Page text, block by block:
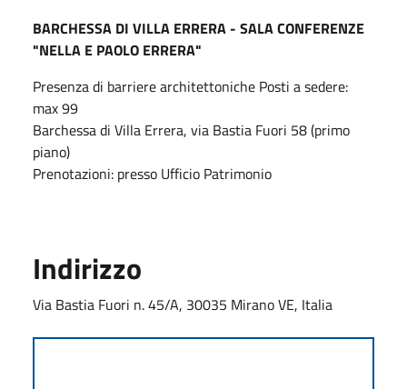
BARCHESSA DI VILLA ERRERA - SALA CONFERENZE
"NELLA E PAOLO ERRERA"
Presenza di barriere architettoniche Posti a sedere:
max 99
Barchessa di Villa Errera, via Bastia Fuori 58 (primo
piano)
Prenotazioni: presso Ufficio Patrimonio
Indirizzo
Via Bastia Fuori n. 45/A, 30035 Mirano VE, Italia